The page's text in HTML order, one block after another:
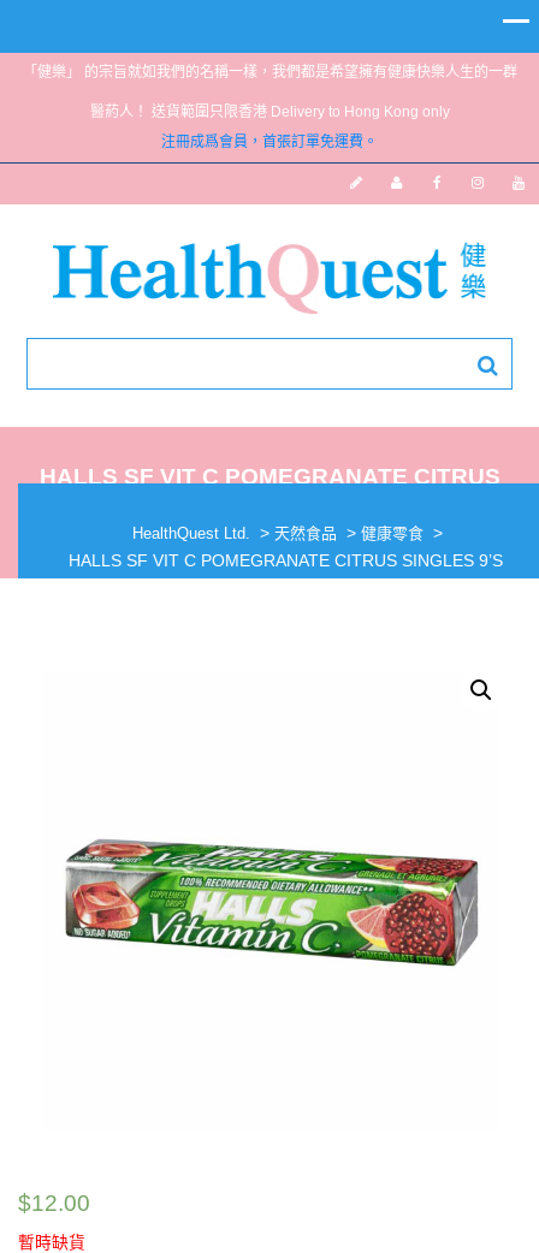
「健樂」 的宗旨就如我們的名稱一樣，我們都是希望擁有健康快樂人生的一群
醫葯人！ 送貨範圍只限香港 Delivery to Hong Kong only
注冊成爲會員，首張訂單免運費。
HALLS SF VIT C POMEGRANATE CITRUS
HealthQuest Ltd. > 天然食品 > 健康零食 >
HALLS SF VIT C POMEGRANATE CITRUS SINGLES 9’S
$12.00
暫時缺貨